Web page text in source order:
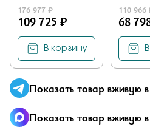
176 977 ₽
109 725 ₽
В корзину
110 966
68
Показать товар вживую
Показать товар вживую